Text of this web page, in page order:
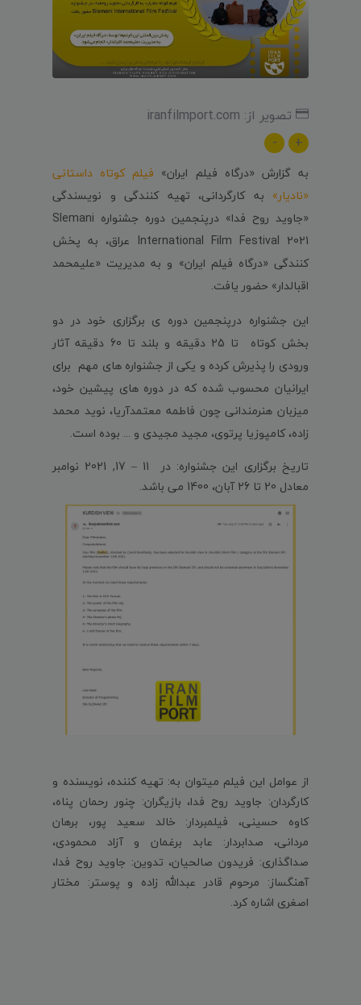
تصویر از: iranfilmport.com
+
-
به گزارش «درگاه فیلم ایران» فیلم کوتاه داستانی
«نادیار» به کارگردانی، تهیه کنندگی و نویسندگی
«جاوید روح فدا» درپنجمین دوره جشنواره Slemani
International Film Festival 2021 عراق، به پخش
کنندگی «درگاه فیلم ایران» و به مدیریت «علیمحمد
اقبالدار» حضور یافت.
این جشنواره درپنجمین دوره ی برگزاری خود در دو
بخش کوتاه تا 25 دقیقه و بلند تا 60 دقیقه آثار
ورودی را پذیرش کرده و یکی از جشنواره های مهم برای
ایرانیان محسوب شده که در دوره های پیشین خود،
میزبان هنرمندانی چون فاطمه معتمدآریا، نوید محمد
زاده، کامپوزیا پرتوی، مجید مجیدی و ... بوده است.
تاریخ برگزاری این جشنواره: در 11 – 17, 2021 نوامبر
معادل 20 تا 26 آبان، 1400 می باشد.
از عوامل این فیلم میتوان به: تهیه کننده، نویسنده و
کارگردان: جاوید روح فدا، بازیگران: چنور رحمان پناه،
کاوه حسینی، فیلمبردار: خالد سعید پور، برهان
مردانی، صدابردار: عابد برغمان و آزاد محمودی،
صداگذاری: فریدون صالحیان، تدوین: جاوید روح فدا،
آهنگساز: مرحوم قادر عبدالله زاده و پوستر: مختار
اصغری اشاره کرد.